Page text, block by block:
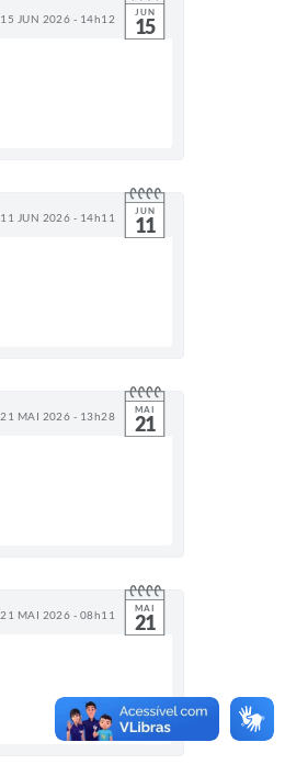
15 JUN 2026 - 14h12 JUN
15
11 JUN 2026 - 14h11 JUN
11
21 MAI 2026 - 13h28 MAI
21
21 MAI 2026 - 08h11 MAI
21